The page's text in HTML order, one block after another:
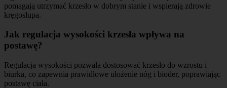
pomagają utrzymać krzesło w dobrym stanie i wspierają zdrowie
kręgosłupa.
Jak regulacja wysokości krzesła wpływa na
postawę?
Regulacja wysokości pozwala dostosować krzesło do wzrostu i
biurka, co zapewnia prawidłowe ułożenie nóg i bioder, poprawiając
postawę ciała.